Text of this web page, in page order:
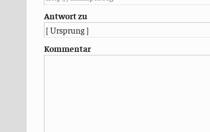
Antwort zu
Kommentar